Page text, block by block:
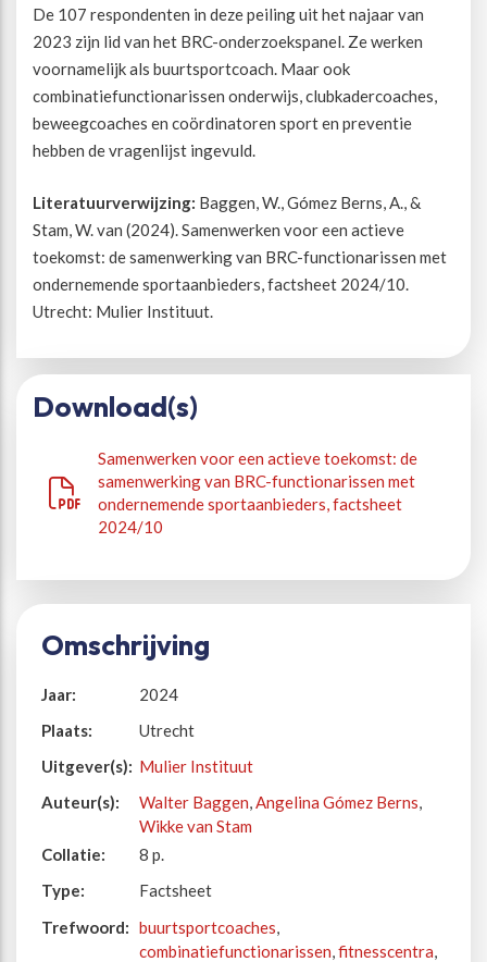
De 107 respondenten in deze peiling uit het najaar van
2023 zijn lid van het BRC-onderzoekspanel. Ze werken
voornamelijk als buurtsportcoach. Maar ook
combinatiefunctionarissen onderwijs, clubkadercoaches,
beweegcoaches en coördinatoren sport en preventie
hebben de vragenlijst ingevuld.
Literatuurverwijzing: Baggen, W., Gómez Berns, A., &
Stam, W. van (2024). Samenwerken voor een actieve
toekomst: de samenwerking van BRC-functionarissen met
ondernemende sportaanbieders, factsheet 2024/10.
Utrecht: Mulier Instituut.
Download(s)
Samenwerken voor een actieve toekomst: de
samenwerking van BRC-functionarissen met
ondernemende sportaanbieders, factsheet
2024/10
Omschrijving
Jaar:
2024
Plaats:
Utrecht
Uitgever(s): Mulier Instituut
Auteur(s):
Walter Baggen,Angelina Gómez Berns,
Wikke van Stam
Collatie:
8 p.
Type:
Factsheet
Trefwoord: buurtsportcoaches,
combinatiefunctionarissen,fitnesscentra,